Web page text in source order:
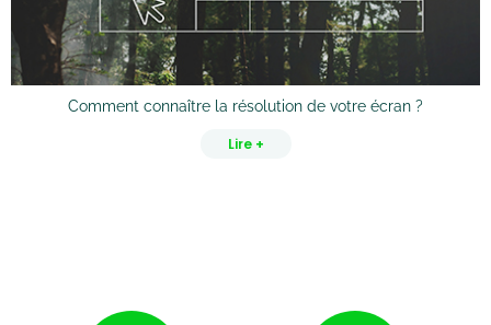
Comment connaître la résolution de votre écran ?
Lire +